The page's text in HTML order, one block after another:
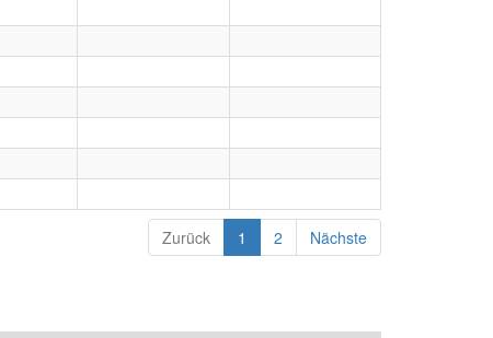
Zurück 1 2 Nächste